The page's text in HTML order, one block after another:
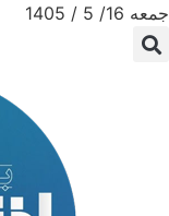
جمعه 16/ 5 / 1405